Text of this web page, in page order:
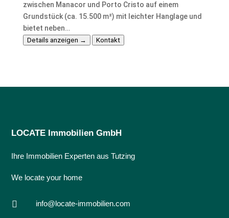
zwischen Manacor und Porto Cristo auf einem
Grundstück (ca. 15.500 m²) mit leichter Hanglage und
bietet neben…
Details anzeigen → Kontakt
LOCATE Immobilien GmbH
Ihre Immobilien Experten aus Tutzing
We locate your home
 info@locate-immobilien.com